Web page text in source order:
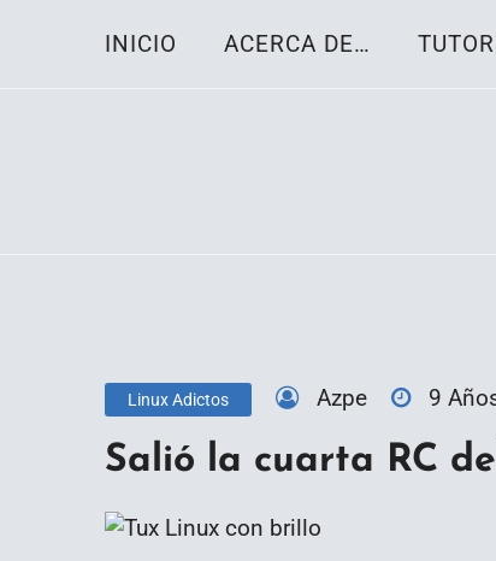
INICIO ACERCA DE…
Linux Adictos Azpe 9
Salió la cuarta RC